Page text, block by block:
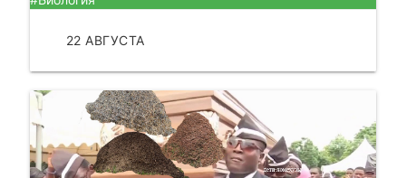
22 АВГУСТА